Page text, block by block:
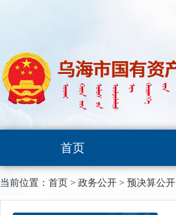
首页
当前位置： 首页 > 政务公开 > 预决算公开